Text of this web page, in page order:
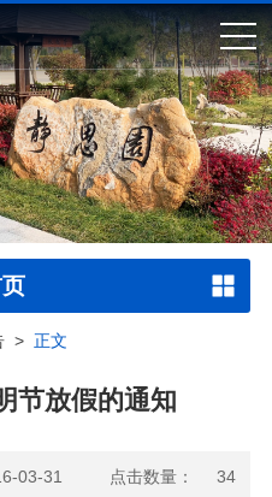
> 正文
节放假的通知
03-31 点击数量： 34